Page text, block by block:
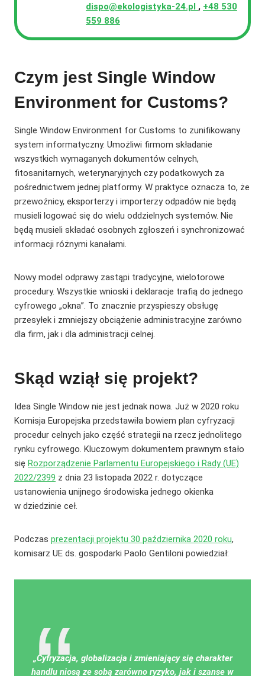
dispo@ekologistyka-24.pl , +48 530
559 886
Czym jest Single Window
Environment for Customs?
Single Window Environment for Customs to zunifikowany
system informatyczny. Umożliwi firmom składanie
wszystkich wymaganych dokumentów celnych,
fitosanitarnych, weterynaryjnych czy podatkowych za
pośrednictwem jednej platformy. W praktyce oznacza to, że
przewoźnicy, eksporterzy i importerzy odpadów nie będą
musieli logować się do wielu oddzielnych systemów. Nie
będą musieli składać osobnych zgłoszeń i synchronizować
informacji różnymi kanałami.
Nowy model odprawy zastąpi tradycyjne, wielotorowe
procedury. Wszystkie wnioski i deklaracje trafią do jednego
cyfrowego „okna”. To znacznie przyspieszy obsługę
przesyłek i zmniejszy obciążenie administracyjne zarówno
dla firm, jak i dla administracji celnej.
Skąd wziął się projekt?
Idea Single Window nie jest jednak nowa. Już w 2020 roku
Komisja Europejska przedstawiła bowiem plan cyfryzacji
procedur celnych jako część strategii na rzecz jednolitego
rynku cyfrowego. Kluczowym dokumentem prawnym stało
się Rozporządzenie Parlamentu Europejskiego i Rady (UE)
2022/2399 z dnia 23 listopada 2022 r. dotyczące
ustanowienia unijnego środowiska jednego okienka
w dziedzinie ceł.
Podczas prezentacji projektu 30 października 2020 roku,
komisarz UE ds. gospodarki Paolo Gentiloni powiedział:
„Cyfryzacja, globalizacja i zmieniający się charakter
handlu niosą ze sobą zarówno ryzyko, jak i szanse w